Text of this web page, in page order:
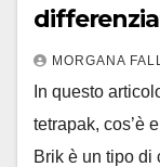
MORGANA
In questo
tetrapak, cos’è
Brik è un tipo di